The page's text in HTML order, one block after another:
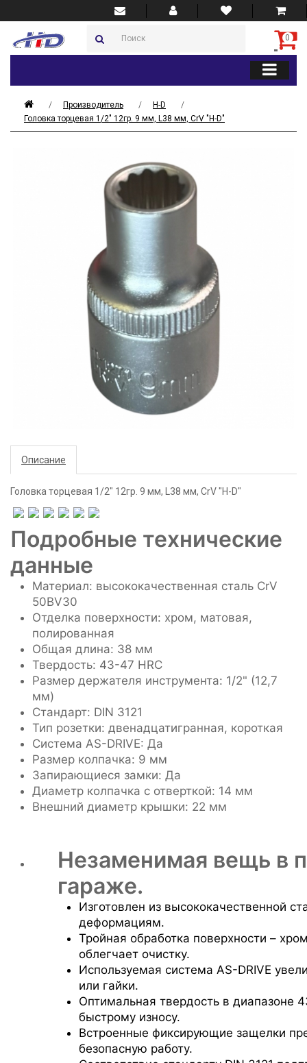
0
Производитель
H-D
Головка торцевая 1/2" 12гр. 9 мм, L38 мм, CrV "H-D"
Описание
Головка торцевая 1/2" 12гр. 9 мм, L38 мм, CrV "H-D"
Подробные технические
данные
Материал: высококачественная сталь CrV
50BV30
Отделка поверхности: хром, матовая,
полированная
Общая длина: 38 мм
Твердость: 43-47 HRC
Размер держателя инструмента: 1/2" (12,7
мм)
Стандарт: DIN 3121
Тип розетки: двенадцатигранная, короткая
Система AS-DRIVE: Да
Размер колпачка: 9 мм
Запирающиеся замки: Да
Диаметр колпачка с отверткой: 14 мм
Внешний диаметр крышки: 22 мм
Незаменимая вещь в
гараже.
Изготовлен из высококачественной
деформациям.
Тройная обработка поверхности –
облегчает очистку.
Используемая система AS-DRIVE
или гайки.
Оптимальная твердость в диапазоне
быстрому износу.
Встроенные фиксирующие защелки
безопасную работу.